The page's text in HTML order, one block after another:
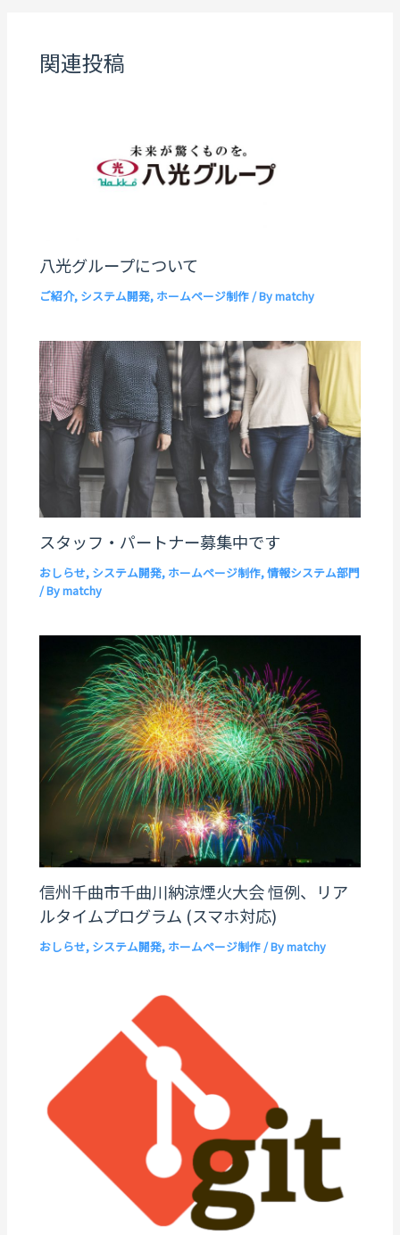
関連投稿
八光グループについて
ご紹介, システム開発, ホームページ制作/ Bymatchy
スタッフ・パートナー募集中です
おしらせ, システム開発, ホームページ制作,情報システム部門
/ Bymatchy
信州千曲市千曲川納涼煙火大会 恒例、リア
ルタイムプログラム (スマホ対応)
おしらせ, システム開発, ホームページ制作/ Bymatchy